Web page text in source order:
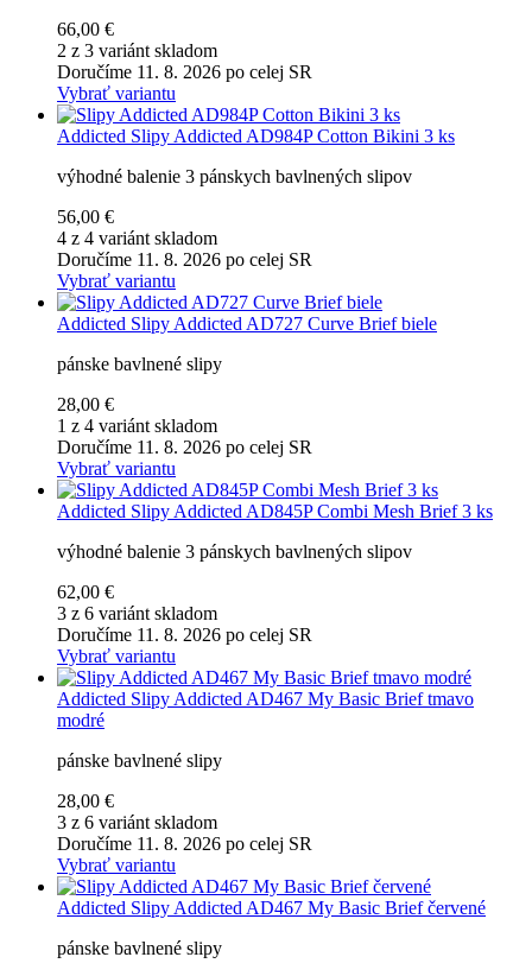
66,00 €
2 z 3 variánt skladom
Doručíme 11. 8. 2026 po celej SR
Vybrať variantu
Addicted Slipy Addicted AD984P Cotton Bikini 3 ks
výhodné balenie 3 pánskych bavlnených slipov
56,00 €
4 z 4 variánt skladom
Doručíme 11. 8. 2026 po celej SR
Vybrať variantu
Addicted Slipy Addicted AD727 Curve Brief biele
pánske bavlnené slipy
28,00 €
1 z 4 variánt skladom
Doručíme 11. 8. 2026 po celej SR
Vybrať variantu
Addicted Slipy Addicted AD845P Combi Mesh Brief 3 ks
výhodné balenie 3 pánskych bavlnených slipov
62,00 €
3 z 6 variánt skladom
Doručíme 11. 8. 2026 po celej SR
Vybrať variantu
Addicted Slipy Addicted AD467 My Basic Brief tmavo
modré
pánske bavlnené slipy
28,00 €
3 z 6 variánt skladom
Doručíme 11. 8. 2026 po celej SR
Vybrať variantu
Addicted Slipy Addicted AD467 My Basic Brief červené
pánske bavlnené slipy